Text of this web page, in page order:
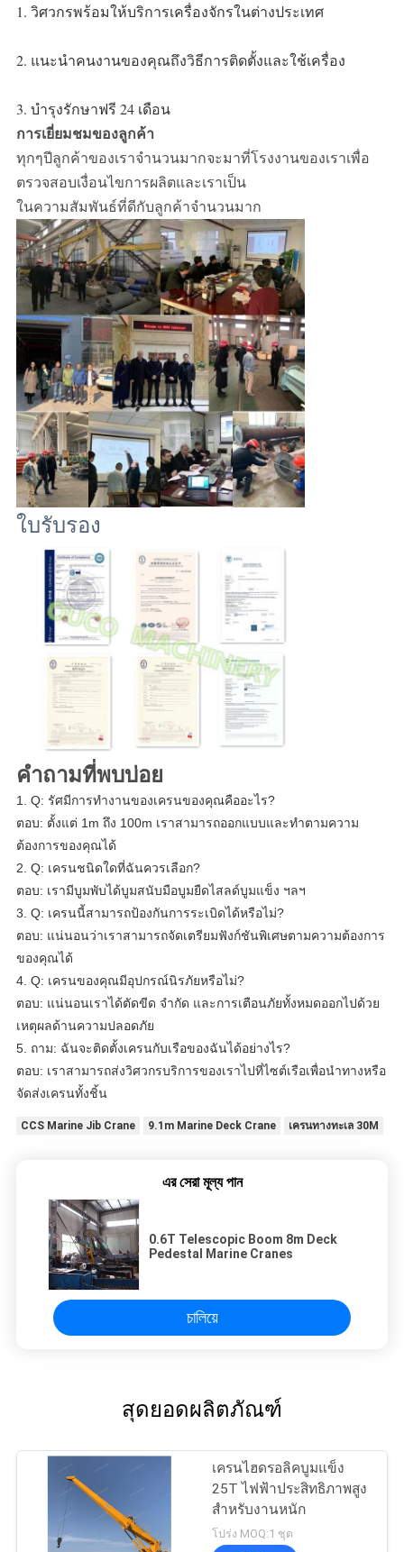
1. วิศวกรพร้อมให้บริการเครื่องจักรในต่างประเทศ
2. แนะนำคนงานของคุณถึงวิธีการติดตั้งและใช้เครื่อง
3. บำรุงรักษาฟรี 24 เดือน
การเยี่ยมชมของลูกค้า
ทุกๆปีลูกค้าของเราจำนวนมากจะมาที่โรงงานของเราเพื่อ
ตรวจสอบเงื่อนไขการผลิตและเราเป็น
ในความสัมพันธ์ที่ดีกับลูกค้าจำนวนมาก
ใบรับรอง
คำถามที่พบบ่อย
1. Q: รัศมีการทำงานของเครนของคุณคืออะไร?
ตอบ: ตั้งแต่ 1m ถึง 100m เราสามารถออกแบบและทำตามความ
ต้องการของคุณได้
2. Q: เครนชนิดใดที่ฉันควรเลือก?
ตอบ: เรามีบูมพับได้บูมสนับมือบูมยืดไสลด์บูมแข็ง ฯลฯ
3. Q: เครนนี้สามารถป้องกันการระเบิดได้หรือไม่?
ตอบ: แน่นอนว่าเราสามารถจัดเตรียมฟังก์ชันพิเศษตามความต้องการ
ของคุณได้
4. Q: เครนของคุณมีอุปกรณ์นิรภัยหรือไม่?
ตอบ: แน่นอนเราได้ตัดขีด จำกัด และการเตือนภัยทั้งหมดออกไปด้วย
เหตุผลด้านความปลอดภัย
5. ถาม: ฉันจะติดตั้งเครนกับเรือของฉันได้อย่างไร?
ตอบ: เราสามารถส่งวิศวกรบริการของเราไปที่ไซต์เรือเพื่อนำทางหรือ
จัดส่งเครนทั้งชิ้น
CCS Marine Jib Crane 9.1m Marine Deck Crane เครนทางทะเล 30M
এর সেরা মূল্য পান
0.6T Telescopic Boom 8m Deck
Pedestal Marine Cranes
চালিয়ে
สุดยอดผลิตภัณฑ์
เครนไฮดรอลิคบูมแข็ง
25T ไฟฟ้าประสิทธิภาพสูง
สำหรับงานหนัก
โปร่ง MOQ:1 ชุด